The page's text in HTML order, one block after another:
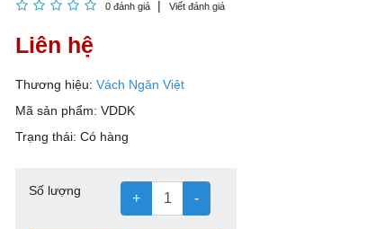
0 đánh giá Viết đánh giá
Liên hệ
Thương hiệu: Vách Ngăn Việt
Mã sản phẩm: VDDK
Trạng thái: Có hàng
Số lượng + -